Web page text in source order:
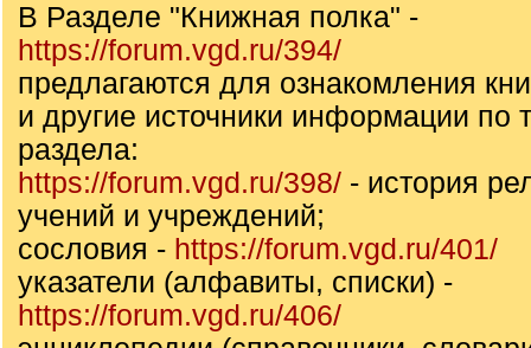
В Разделе "Книжная полка" -
https://forum.vgd.ru/394/
предлагаются для ознакомления
и другие источники информации по
раздела:
https://forum.vgd.ru/398/ - история
учений и учреждений;
сословия - https://forum.vgd.ru/401/
указатели (алфавиты, списки) -
https://forum.vgd.ru/406/